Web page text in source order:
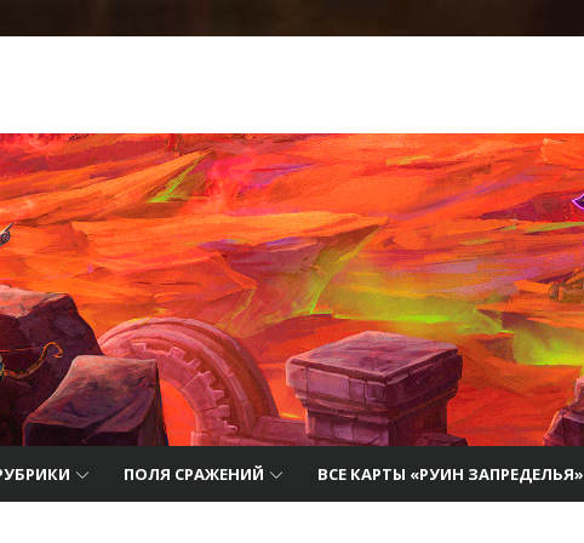
о
ПОЛЯ СРАЖЕНИЙ ВСЕ КАРТЫ «РУИН ЗАПРЕДЕЛЬЯ»